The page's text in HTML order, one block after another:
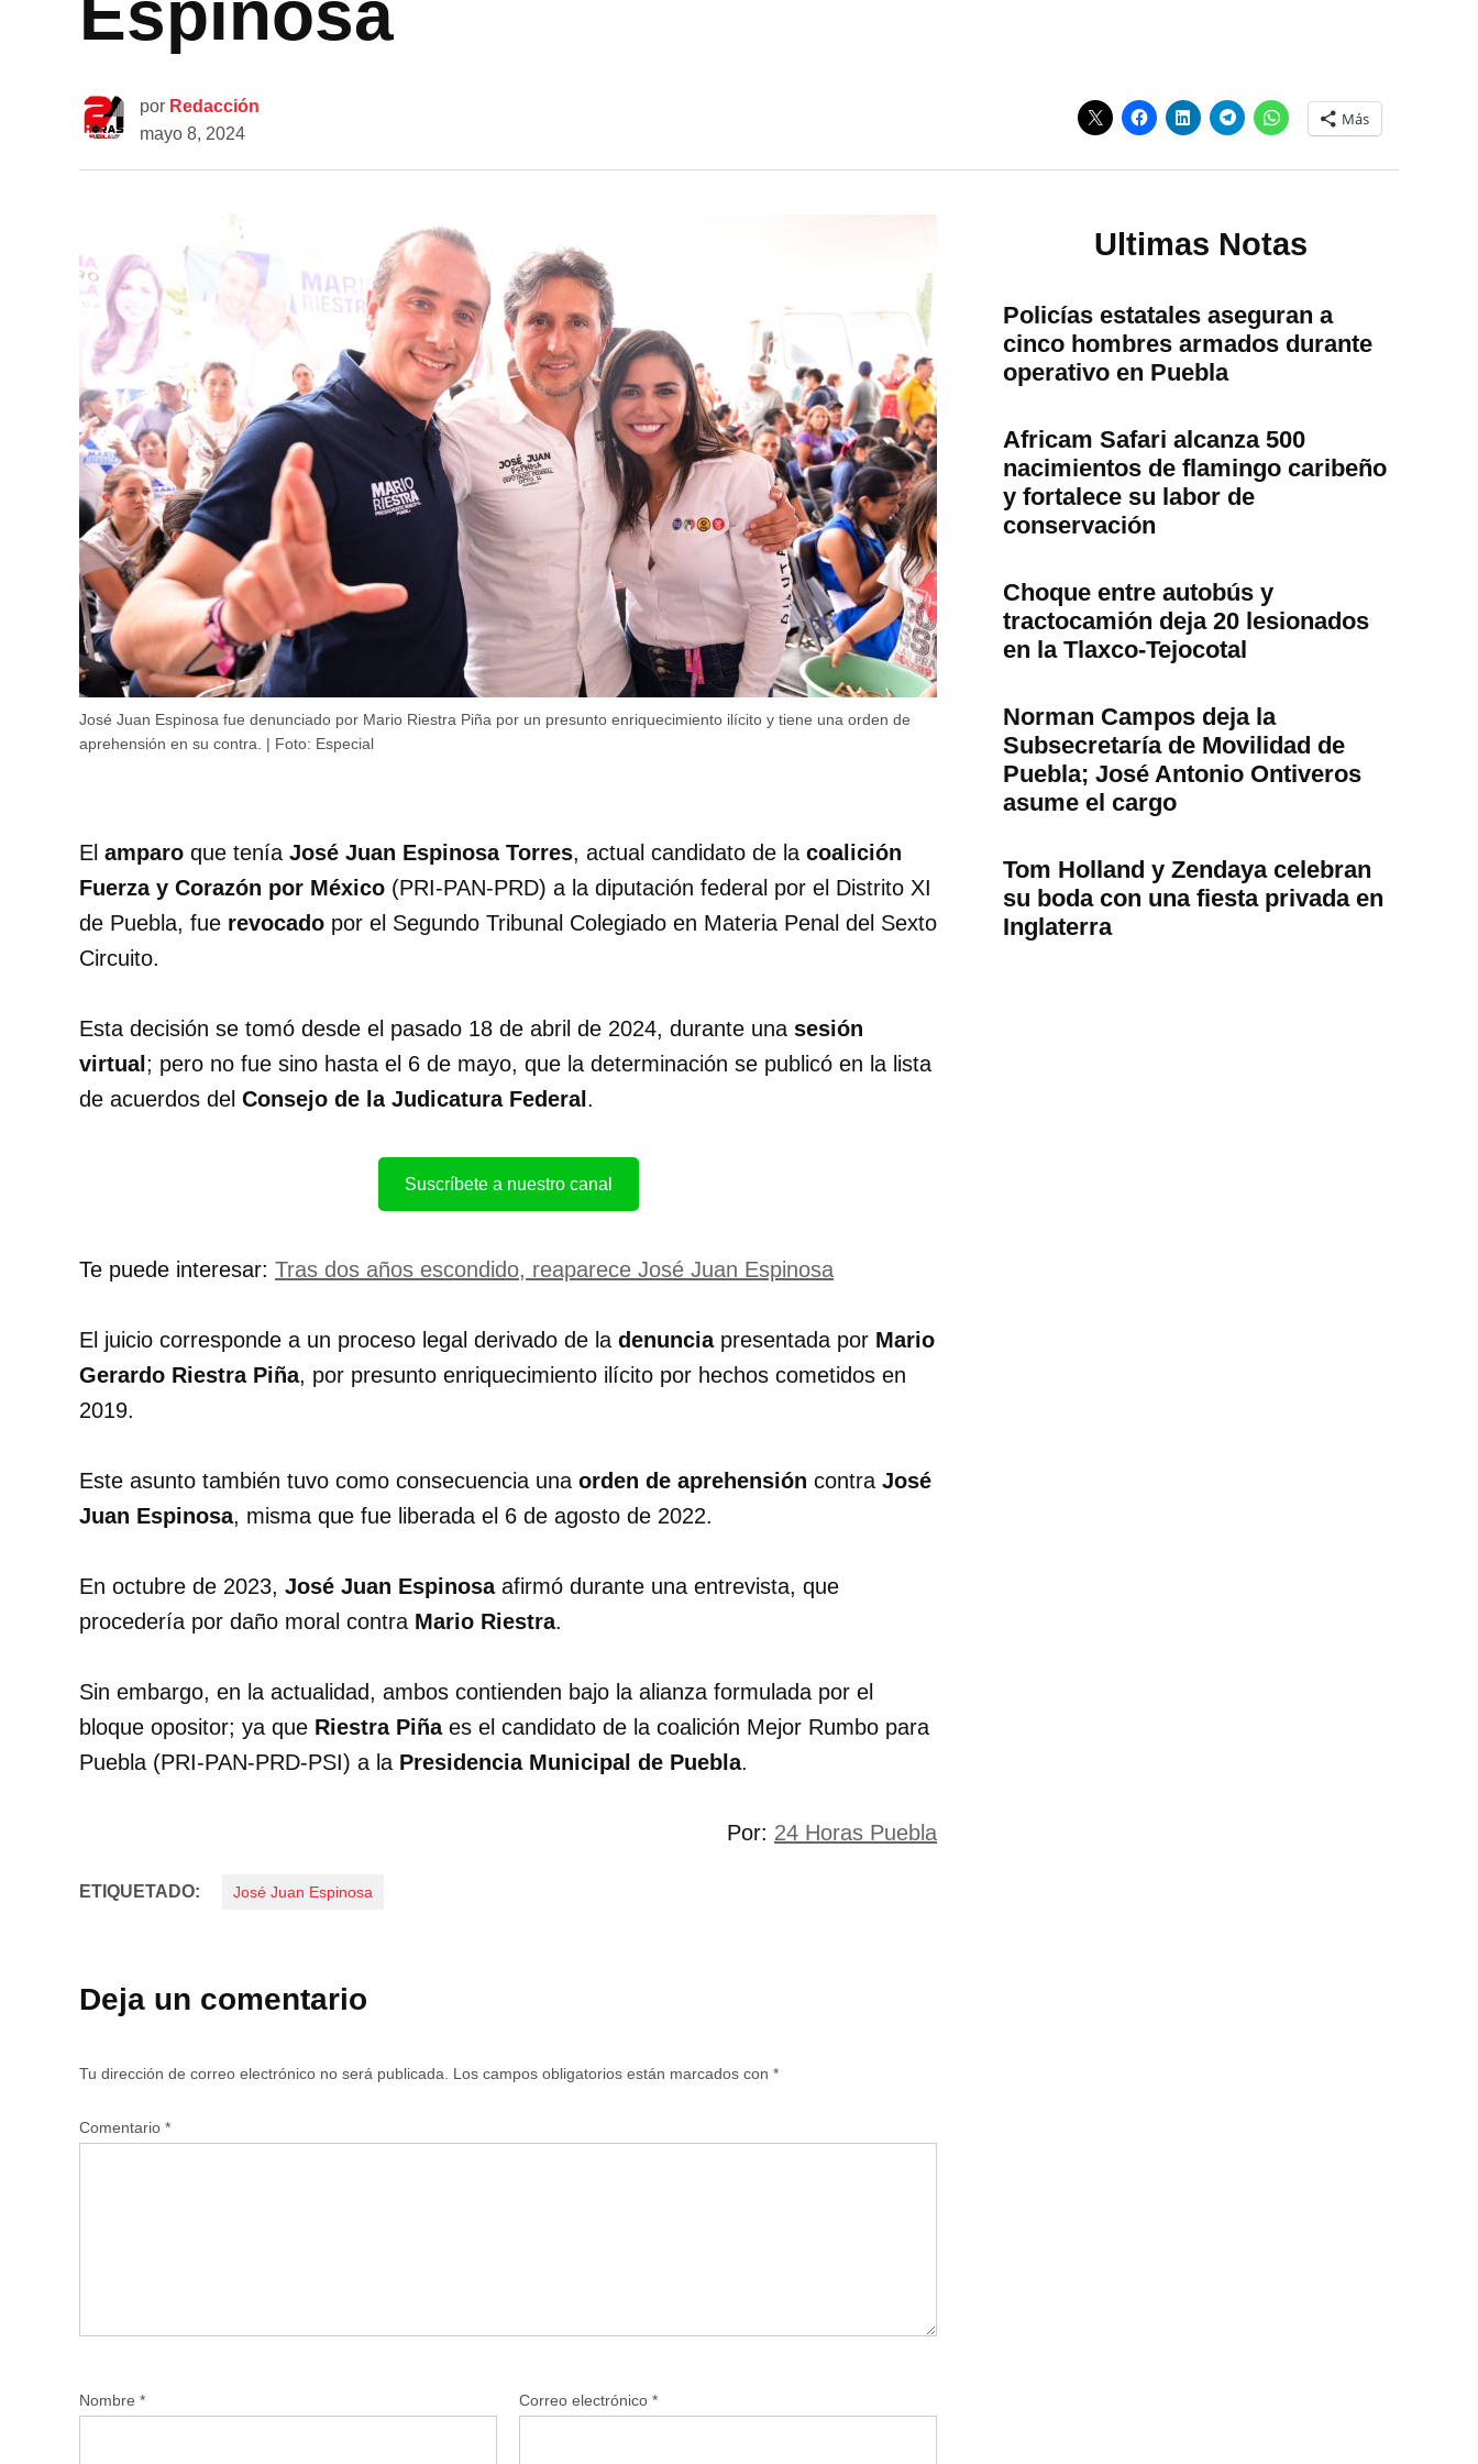
por Redacción
mayo 8, 2024
Más
José Juan Espinosa fue denunciado por Mario Riestra Piña por un presunto enriquecimiento ilícito y tiene una orden de
aprehensión en su contra. | Foto: Especial
El amparo que tenía José Juan Espinosa Torres, actual candidato de la coalición
Fuerza y Corazón por México (PRI-PAN-PRD) a la diputación federal por el Distrito XI
de Puebla, fue revocado por el Segundo Tribunal Colegiado en Materia Penal del Sexto
Circuito.
Esta decisión se tomó desde el pasado 18 de abril de 2024, durante una sesión
virtual ; pero no fue sino hasta el 6 de mayo, que la determinación se publicó en la lista
de acuerdos del Consejo de la Judicatura Federal .
Suscríbete a nuestro canal
Te puede interesar: Tras dos años escondido, reaparece José Juan Espinosa
El juicio corresponde a un proceso legal derivado de la denuncia presentada por Mario
Gerardo Riestra Piña, por presunto enriquecimiento ilícito por hechos cometidos en
2019.
Este asunto también tuvo como consecuencia una orden de aprehensión contra José
Juan Espinosa, misma que fue liberada el 6 de agosto de 2022.
En octubre de 2023, José Juan Espinosaafirmó durante una entrevista, que
procedería por daño moral contra Mario Riestra.
Sin embargo, en la actualidad, ambos contienden bajo la alianza formulada por el
bloque opositor; ya que Riestra Piñaes el candidato de la coalición Mejor Rumbo para
Puebla (PRI-PAN-PRD-PSI) a la Presidencia Municipal de Puebla.
Por: 24 Horas Puebla
ETIQUETADO: José Juan Espinosa
Deja un comentario
Tu dirección de correo electrónico no será publicada. Los campos obligatorios están marcados con *
Comentario *
Nombre * Correo electrónico *
Ultimas Notas
Policías estatales aseguran a
cinco hombres armados durante
operativo en Puebla
Africam Safari alcanza 500
nacimientos de flamingo caribeño
y fortalece su labor de
conservación
Choque entre autobús y
tractocamión deja 20 lesionados
en la Tlaxco-Tejocotal
Norman Campos deja la
Subsecretaría de Movilidad de
Puebla; José Antonio Ontiveros
asume el cargo
Tom Holland y Zendaya celebran
su boda con una fiesta privada en
Inglaterra